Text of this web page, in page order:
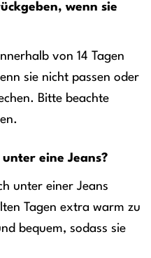
wenn sie
von 14 Tagen
sie nicht passen oder
Bitte beachte
unter eine Jeans?
unter einer Jeans
Tagen extra warm zu
bequem, sodass sie